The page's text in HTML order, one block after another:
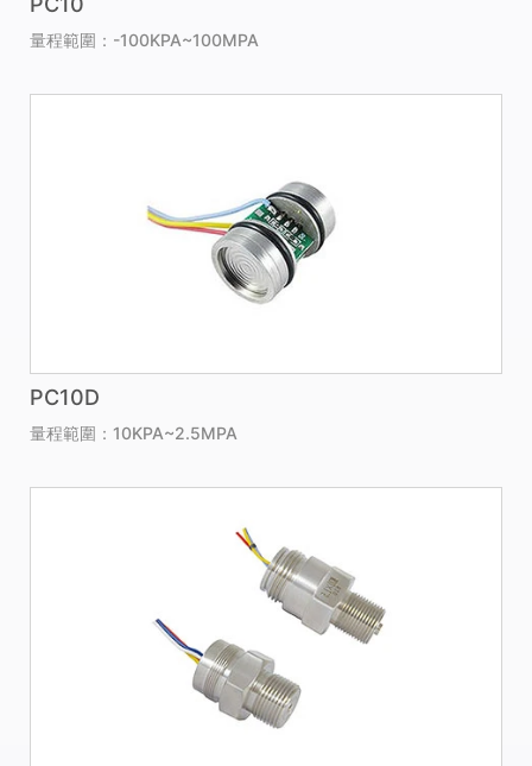
量程範圍：-100KPA~100MPA
PC10D
量程範圍：10KPA~2.5MPA